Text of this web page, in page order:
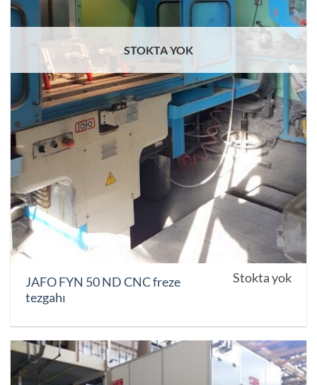
STOKTA YOK
JAFO FYN 50 ND CNC freze
tezgahı
Stokta yok